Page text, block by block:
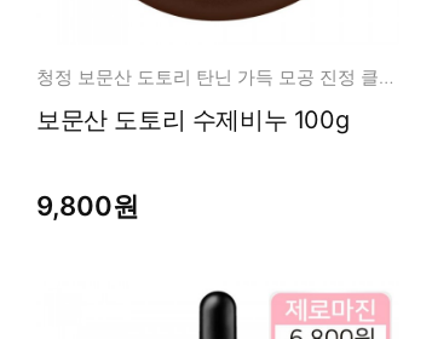
청정 보문산 도토리 탄닌 가득 모공 진정 클렌징
보문산 도토리 수제비누 100g
9,800원